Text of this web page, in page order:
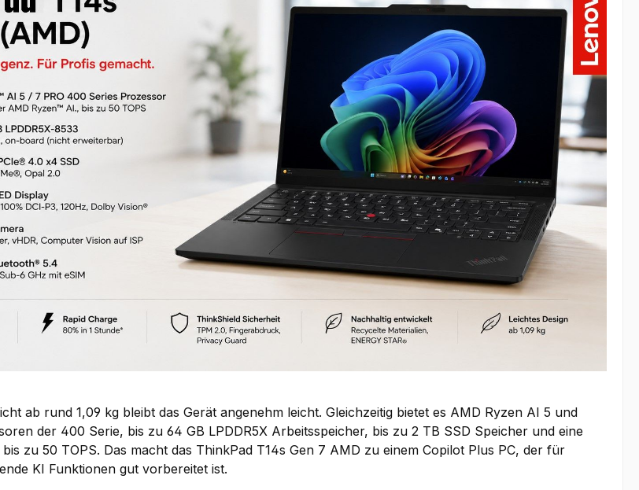
ab rund 1,09 kg bleibt das Gerät angenehm leicht. Gleichzeitig bietet es AMD Ryzen AI 5 und
der 400 Serie, bis zu 64 GB LPDDR5X Arbeitsspeicher, bis zu 2 TB SSD Speicher und eine
zu 50 TOPS. Das macht das ThinkPad T14s Gen 7 AMD zu einem Copilot Plus PC, der für
KI Funktionen gut vorbereitet ist.